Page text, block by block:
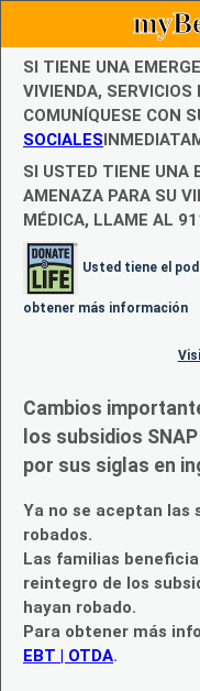
SI TIENE UNA
VIVIENDA, SERVICIOS
COMUNÍQUESE CON
SOCIALES
SI USTED TIENE UNA
AMENAZA PARA SU
MÉDICA, LLAME AL
Usted tiene el
obtener más información
Cambios
los subsidios
por sus siglas en
Ya no se aceptan las
robados.
Las familias
reintegro de los
hayan robado.
Para obtener más
EBT | OTDA.